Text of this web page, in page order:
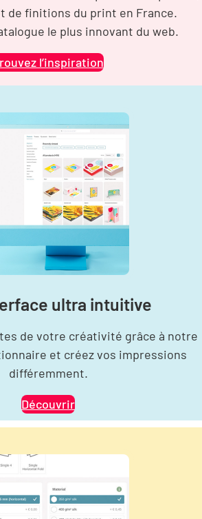
de finitions du print en France.
le plus innovant du web.
l’inspiration
ultra intuitive
de votre créativité grâce à notre
et créez vos impressions
différemment.
Découvrir